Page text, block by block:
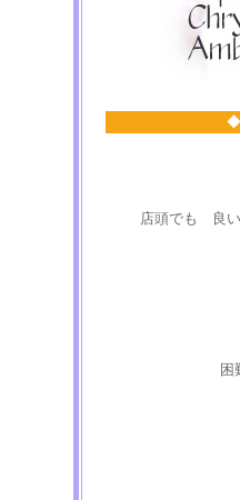
◆
店頭でも 良い
困